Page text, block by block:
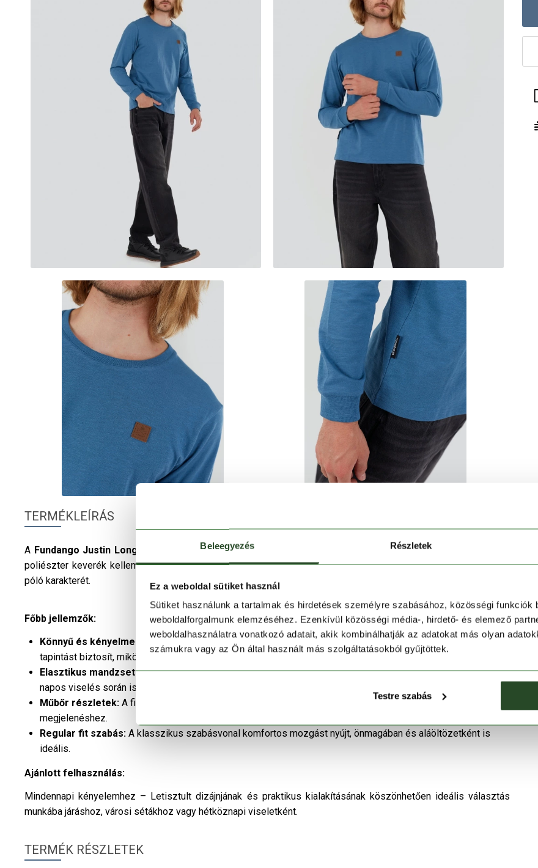
Beleegyezés Részletek
Ez a weboldal sütiket használ
Sütiket használunk a tartalmak és hirdetések személyre szabásához, közösségi funkciók
weboldalforgalmunk elemzéséhez. Ezenkívül közösségi média-, hirdető- és elemező
weboldalhasználatra vonatkozó adatait, akik kombinálhatják az adatokat más olyan
számukra vagy az Ön által használt más szolgáltatásokból gyűjtöttek.
Testre szabás
TERMÉKLEÍRÁS
A Fundango Justin Longsleeve T-shirtférfihosszú ujjú póló
stílusos alapdarab a hétköznapokra. A pamut-
poliészter keverék kellemes tapintású, ugyanakkor strapabíró, a műbőr részletek pedig diszkréten emelik ki a
póló karakterét.
Főbb jellemzők:
Könnyű és kényelmes anyagösszetétel:A 80% pamut és 20% poliészter kombinációja természetes
tapintást biztosít, miközben növeli az anyag élettartamát.
Elasztikus mandzsetták:A rugalmas ujjvégek segítik a póló illeszkedését és megtartják a formáját egész
napos viselés során is.
Műbőr részletek: A finoman elhelyezett műbőr díszítés tökéletes választás letisztult, mégis stílusos
megjelenéshez.
Regular fit szabás: A klasszikus szabásvonal komfortos mozgást nyújt, önmagában és aláöltözetként is
ideális.
Ajánlott felhasználás:
Mindennapi kényelemhez – Letisztult dizájnjának és praktikus kialakításának köszönhetően ideális választás
munkába járáshoz, városi sétákhoz vagy hétköznapi viseletként.
TERMÉK RÉSZLETEK